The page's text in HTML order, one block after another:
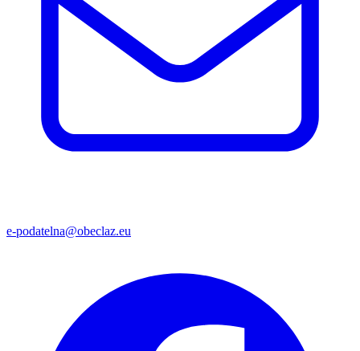
e-podatelna@obeclaz.eu